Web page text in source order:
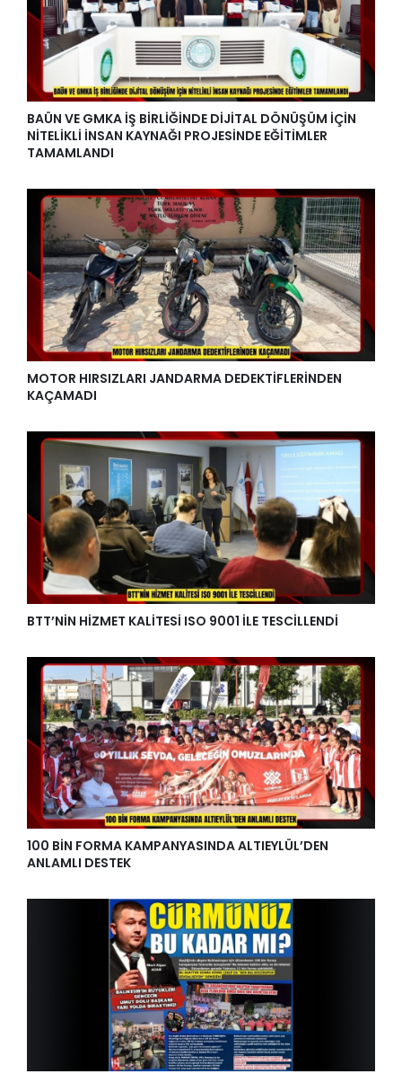
BAÜN VE GMKA İŞ BİRLİĞİNDE DİJİTAL DÖNÜŞÜM İÇİN
NİTELİKLİ İNSAN KAYNAĞI PROJESİNDE EĞİTİMLER
TAMAMLANDI
MOTOR HIRSIZLARI JANDARMA DEDEKTİFLERİNDEN
KAÇAMADI
BTT’NİN HİZMET KALİTESİ ISO 9001 İLE TESCİLLENDİ
100 BİN FORMA KAMPANYASINDA ALTIEYLÜL’DEN
ANLAMLI DESTEK